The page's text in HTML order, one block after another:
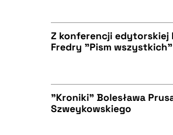
Z konferencji edytorskiej
Fredry "Pism
"Kroniki" Bolesława
Szweykowskiego